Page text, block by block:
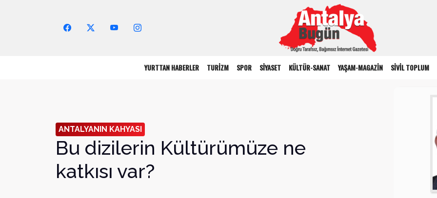
YURTTAN HABERLER TURİZM SPOR SİYASET KÜLTÜR-SANAT YAŞAM-MAGAZİN SİVİL TOPLUM
ANTALYANIN KAHYASI
Bu dizilerin Kültürümüze ne
katkısı var?
Arama Yap!